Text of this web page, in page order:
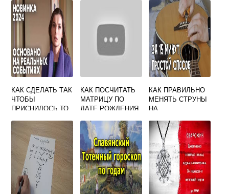
КАК СДЕЛАТЬ ТАК
ЧТОБЫ
ПРИСНИЛОСЬ ТО
КАК ПОСЧИТАТЬ
МАТРИЦУ ПО
ДАТЕ РОЖДЕНИЯ
КАК ПРАВИЛЬНО
МЕНЯТЬ СТРУНЫ
НА